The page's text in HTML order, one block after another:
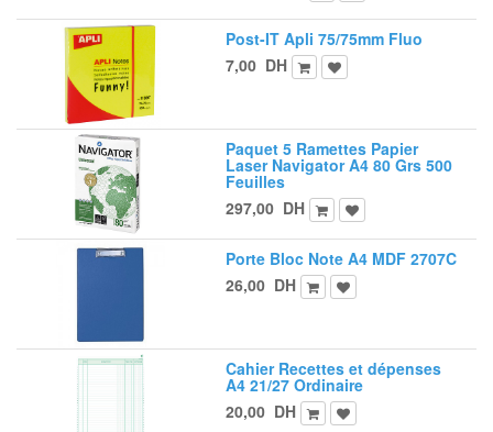
Post-IT Apli 75/75mm Fluo
7,00 DH
Paquet 5 Ramettes Papier
Laser Navigator A4 80 Grs 500
Feuilles
297,00 DH
Porte Bloc Note A4 MDF 2707C
26,00 DH
Cahier Recettes et dépenses
A4 21/27 Ordinaire
20,00 DH